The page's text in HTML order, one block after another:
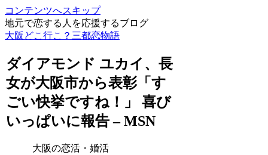
コンテンツへスキップ
地元で恋する人を応援するブログ
大阪どこ行こ？三都恋物語
ダイアモンド ユカイ、長
女が大阪市から表彰「す
ごい快挙ですね！」 喜び
いっぱいに報告 – MSN
大阪の恋活・婚活